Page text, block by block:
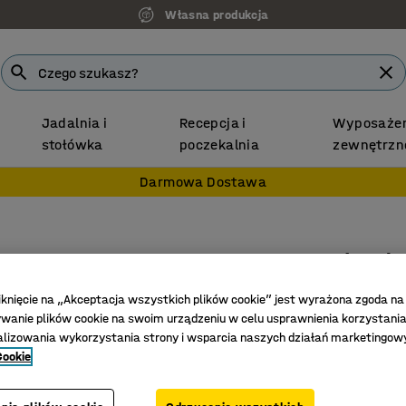
Własna produkcja
Jadalnia i
stołówka
Recepcja i
poczekalnia
Darmowa Dostawa
Ø32
Nr art.:
na „Akceptacja wszystkich plików cookie” jest wyrażona zgoda na
plików cookie na swoim urządzeniu w celu usprawnienia
wykorzystania strony i wsparcia naszych działań